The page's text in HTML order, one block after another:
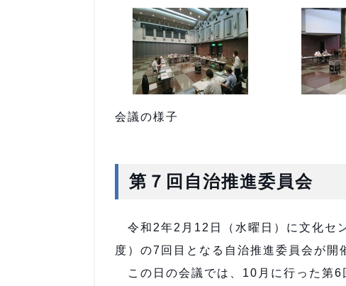
会議の様子
第７回自治推進委員会
令和2年2月12日（水曜日）に文化セ
度）の7回目となる自治推進委員会が開
この日の会議では、10月に行った第6